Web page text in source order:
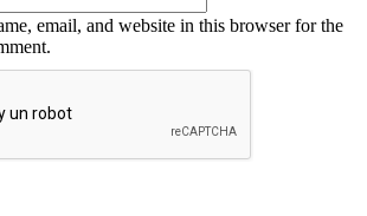
email, and website in this browser for the